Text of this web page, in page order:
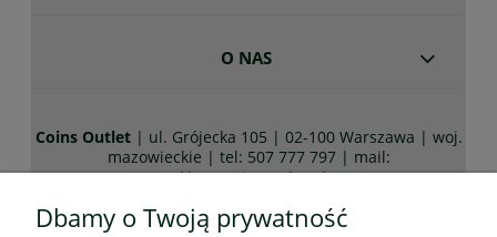
O NAS
Coins Outlet| ul. Grójecka 105 | 02-100 Warszawa | woj.
mazowieckie | tel: 507 777 797| mail:
sklep@coinsoutlet.pl
Dbamy o Twoją prywatność